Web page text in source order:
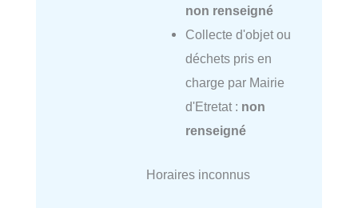
non renseigné
Collecte d'objet ou
déchets pris en
charge par Mairie
d'Etretat : non
renseigné
Horaires inconnus